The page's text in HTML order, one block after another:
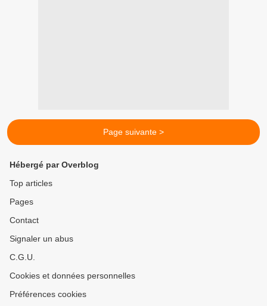
Page suivante >
Hébergé par Overblog
Top articles
Pages
Contact
Signaler un abus
C.G.U.
Cookies et données personnelles
Préférences cookies